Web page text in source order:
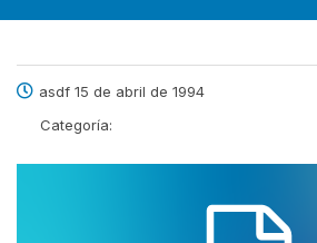
asdf 15 de abril de 1994
Categoría: